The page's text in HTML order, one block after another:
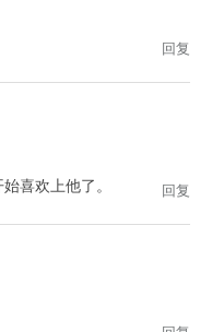
回复
喜欢上他了。 回复